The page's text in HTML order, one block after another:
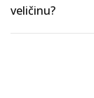
veličinu?